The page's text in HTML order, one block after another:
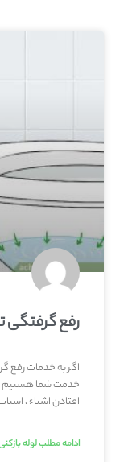
رفع گرفتگی
اگر به خدمات رفع
خدمت شما هستیم
افتادن اشیاء ،
ادامه مطلب لوله